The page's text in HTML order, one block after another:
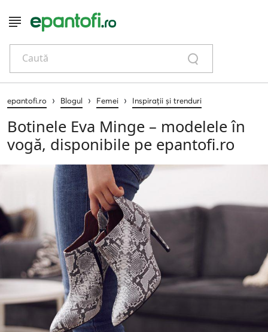
Caută
epantofi.ro › Blogul › Femei › Inspirații și trenduri
Botinele Eva Minge – modelele în
vogă, disponibile pe epantofi.ro